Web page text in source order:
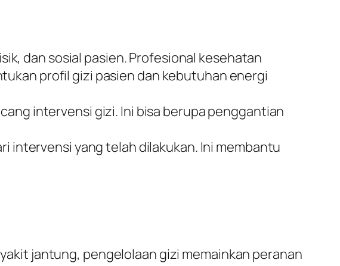
dan sosial pasien. Profesional kesehatan
profil gizi pasien dan kebutuhan energi
intervensi gizi. Ini bisa berupa penggantian
intervensi yang telah dilakukan. Ini membantu
jantung, pengelolaan gizi memainkan peranan